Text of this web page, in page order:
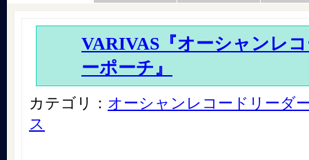
VARIVAS『オーシャンレ
ーポーチ』
カテゴリ： オーシャンレコードリーダ
ス